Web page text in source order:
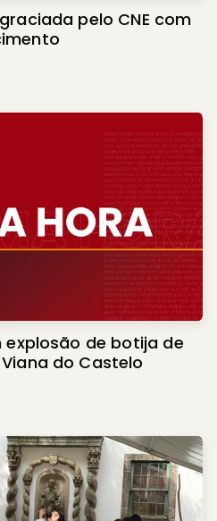
pelo CNE com
de botija de
do Castelo